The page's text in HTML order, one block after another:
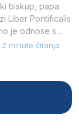
biskup, papa
Liber Pontificalis
je odnose s
2 minute čitanja